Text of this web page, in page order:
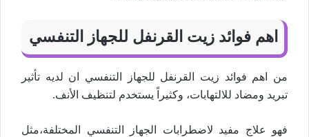
اهم فوائد زيت القرنفل للجهاز التنفسي
من اهم فوائد زيت القرنفل للجهاز التنفسي ان لديه تأثير
تبريد ومضاد للالتهابات، وكثيراً يستخدم لتنظيف الأنف.
فهو علاج مفيد لاضطرابات الجهاز التنفسي المختلفة،مثل